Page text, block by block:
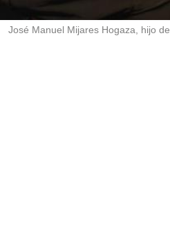
José Manuel Mijares Hogaza, hijo